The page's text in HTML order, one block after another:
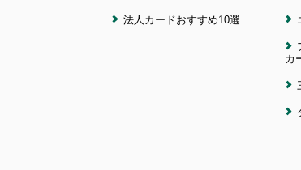
法人カードおすすめ10選
カ